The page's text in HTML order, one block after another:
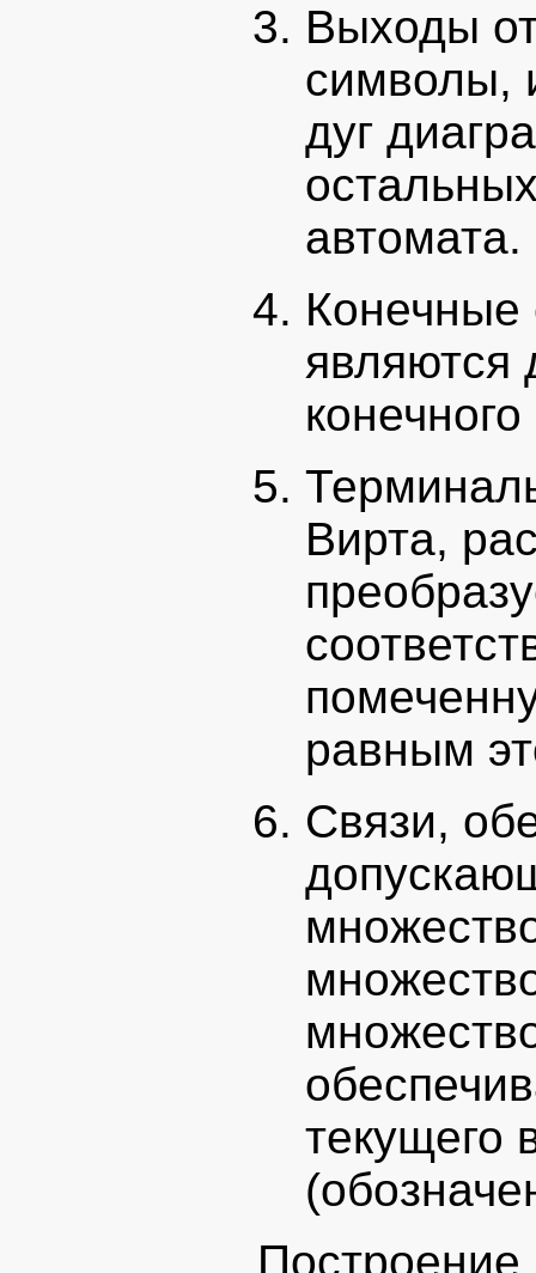
Выходы
символы,
дуг
автомата.
Конечные
являются
Вирта,
равным
Связи,
текущего